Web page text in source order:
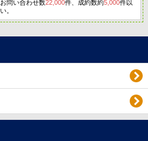
問い合わせ数22,000件、成約数約5,000件以
。